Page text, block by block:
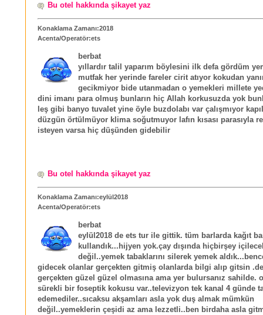
Bu otel hakkında şikayet yaz
Konaklama Zamanı:2018
Acenta/Operatör:ets
berbat
yıllardır talil yaparım böylesini ilk defa gördüm
mutfak her yerinde fareler cirit atıyor kokudan
gecikmiyor bide utanmadan o yemekleri millete
dini imanı para olmuş bunların hiç Allah korkusuzda yok
leş gibi banyo tuvalet yine öyle buzdolabı var çalışmıyor
düzgün örtülmüyor klima soğutmuyor lafın kısası parasıyla
isteyen varsa hiç düşünden gidebilir
Bu otel hakkında şikayet yaz
Konaklama Zamanı:eylül2018
Acenta/Operatör:ets
berbat
eylül2018 de ets tur ile gittik. tüm barlarda kağıt
kullandık...hijyen yok.çay dışında hiçbirşey
değil..yemek tabaklarını silerek yemek
gidecek olanlar gerçekten gitmiş olanlarda bilgi alıp gitsin
gerçekten güzel güzel olmasına ama yer bulursanız sahilde.
sürekli bir foseptik kokusu var..televizyon tek kanal 4 günde
edemediler..sıcaksu akşamları asla yok duş almak mümkün
değil..yemeklerin çeşidi az ama lezzetli..ben birdaha asla